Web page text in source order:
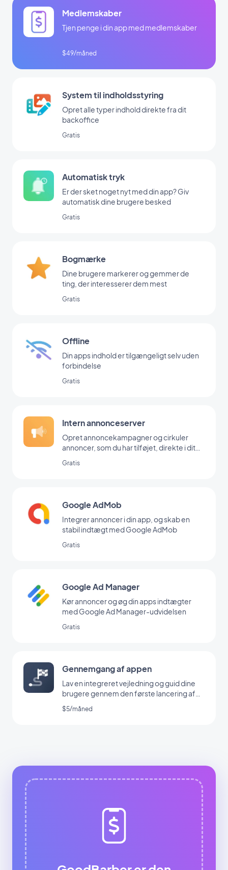
Medlemskaber
Tjen penge i din app med medlemskaber
$49/måned
System til indholdsstyring
Opret alle typer indhold direkte fra dit
backoffice
Gratis
Automatisk tryk
Er der sket noget nyt med din app? Giv
automatisk dine brugere besked
Gratis
Bogmærke
Dine brugere markerer og gemmer de
ting, der interesserer dem mest
Gratis
Offline
Din apps indhold er tilgængeligt selv uden
forbindelse
Gratis
Intern annonceserver
Opret annoncekampagner og cirkuler
annoncer, som du har tilføjet, direkte i dit
Gratis
Google AdMob
Integrer annoncer i din app, og skab en
stabil indtægt med Google AdMob
Gratis
Google Ad Manager
Kør annoncer og øg din apps indtægter
med Google Ad Manager-udvidelsen
Gratis
Gennemgang af appen
Lav en integreret vejledning og guid dine
brugere gennem den første lancering af
din app
$5/måned